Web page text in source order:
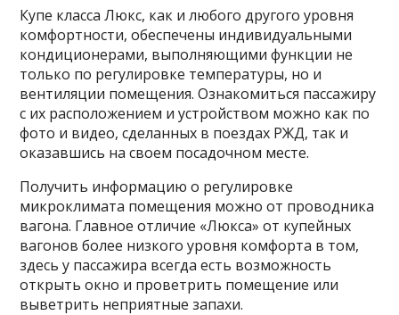
Купе класса Люкс, как и любого другого уровня
комфортности, обеспечены индивидуальными
кондиционерами, выполняющими функции не
только по регулировке температуры, но и
вентиляции помещения. Ознакомиться пассажиру
с их расположением и устройством можно как по
фото и видео, сделанных в поездах РЖД, так и
оказавшись на своем посадочном месте.
Получить информацию о регулировке
микроклимата помещения можно от проводника
вагона. Главное отличие «Люкса» от купейных
вагонов более низкого уровня комфорта в том,
здесь у пассажира всегда есть возможность
открыть окно и проветрить помещение или
выветрить неприятные запахи.